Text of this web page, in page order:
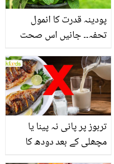
پودینہ قدرت کا انمول
تحفہ۔۔ جانیں اس صحت
انگیز طبی فوائد
تربوز پر پانی نہ پینا یا
مچھلی کے بعد دودھ کا